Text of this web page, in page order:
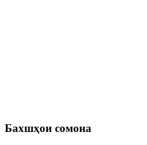
Бахшҳои сомона